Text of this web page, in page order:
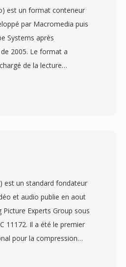
est un format conteneur
par Macromedia puis
Systems après
2005. Le format a
de la lecture
Player 7 en 2003 et est
où VP6 àux cotes
propriétaire léger optimisé
streaming. L&#039;atout
sa capacité à delivrer une
sûr différents systèmes
et navigateurs grâce au
resolvant le
est un standard fondateur
et audio publie en aout
Picture Experts Group sous
11172. Il a été le premier
pour la compression
animées et